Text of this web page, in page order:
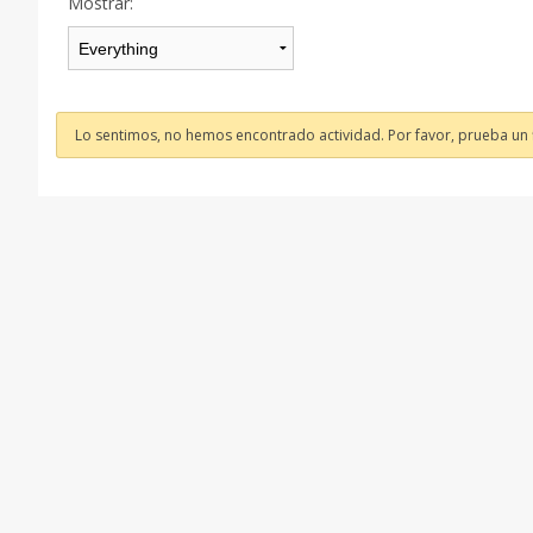
Lo sentimos, no hemos encontrado actividad. Por favor, prueba